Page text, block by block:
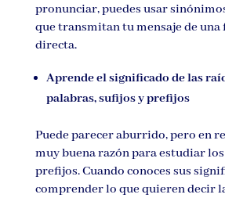
pronunciar, puedes usar
que transmitan tu mensaje de una
directa.
Aprende el significado de las
palabras, sufijos y prefijos
Puede parecer aburrido, pero en
muy buena razón para estudiar
prefijos. Cuando conoces sus
comprender lo que quieren decir